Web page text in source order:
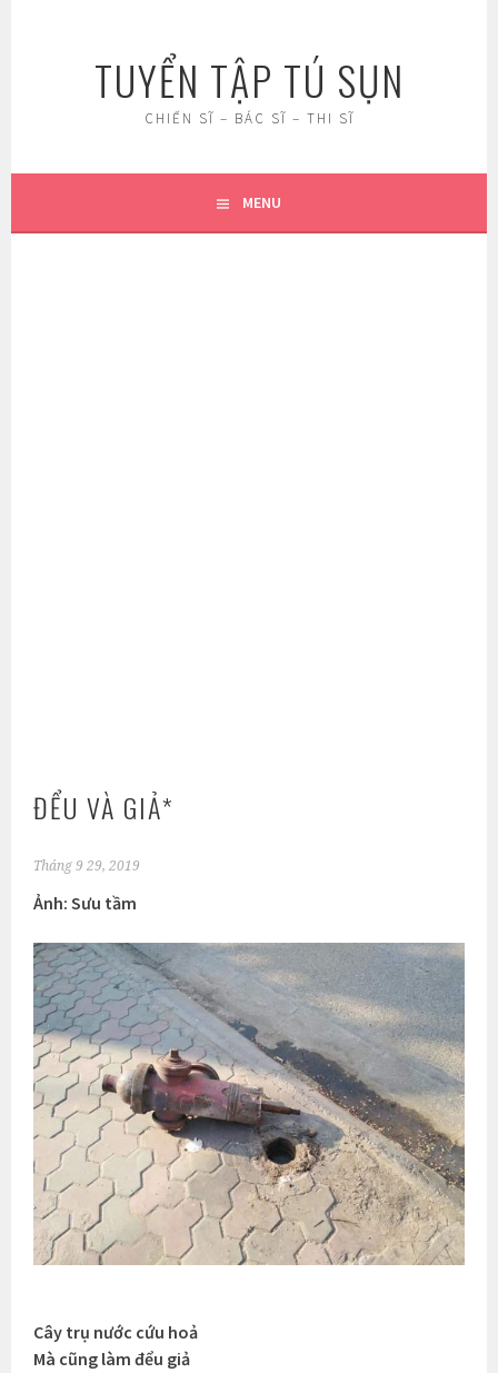
TUYỂN TẬP TÚ SỤN
CHIẾN SĨ – BÁC SĨ – THI SĨ
MENU
ĐỂU VÀ GIẢ*
Tháng 9 29, 2019
Ảnh: Sưu tầm
Cây trụ nước cứu hoả
Mà cũng làm đểu giả